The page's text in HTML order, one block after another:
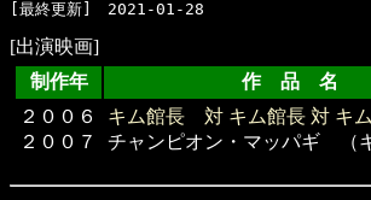
[出演映画]
制作年
作 品 名
２００６
２００７
キム館長 対 キム館長 対 キ
チャンピオン・マッパギ （